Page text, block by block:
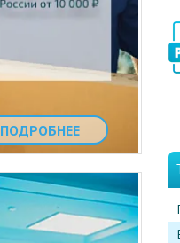
ПОДРОБНЕЕ